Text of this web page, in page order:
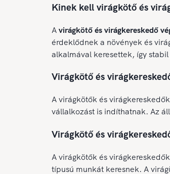
Kinek kell virágkötő és
Avirágkötő és virágkereskedő
érdeklődnek a növények és
alkalmával keresettek, így
Virágkötő és
A virágkötők és
vállalkozást is indíthatnak. Az
Virágkötő és
A virágkötők és
típusú munkát keresnek. A